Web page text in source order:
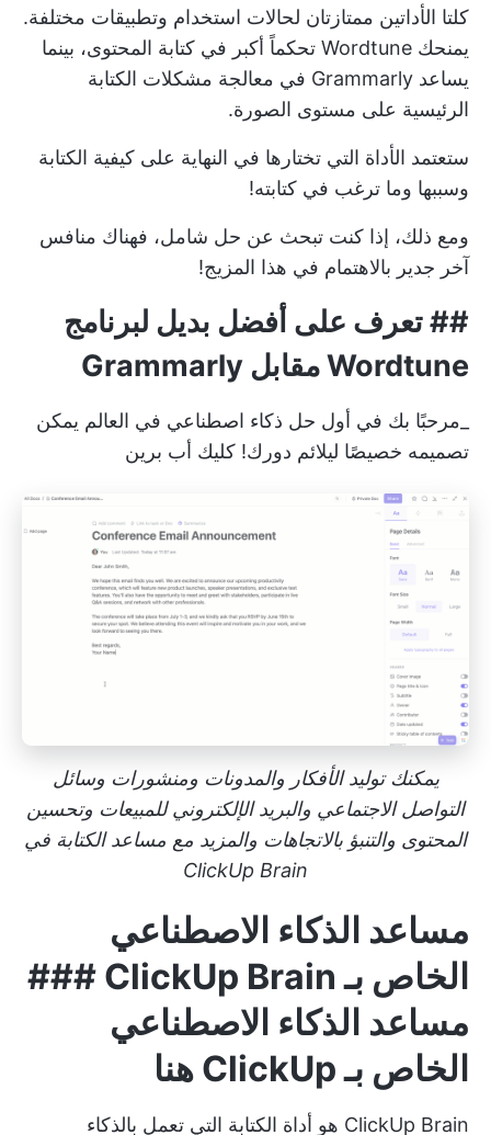
كلتا الأداتين ممتازتان لحالات استخدام وتطبيقات مختلفة.
يمنحك Wordtune تحكماً أكبر في كتابة المحتوى، بينما
يساعد Grammarly في معالجة مشكلات الكتابة
الرئيسية على مستوى الصورة.
ستعتمد الأداة التي تختارها في النهاية على كيفية الكتابة
وسببها وما ترغب في كتابته!
ومع ذلك، إذا كنت تبحث عن حل شامل، فهناك منافس
آخر جدير بالاهتمام في هذا المزيج!
## تعرف على أفضل بديل لبرنامج
Wordtune مقابل Grammarly
_مرحبًا بك في أول حل ذكاء اصطناعي في العالم يمكن
تصميمه خصيصًا ليلائم دورك! كليك أب برين
يمكنك توليد الأفكار والمدونات ومنشورات وسائل
التواصل الاجتماعي والبريد الإلكتروني للمبيعات وتحسين
المحتوى والتنبؤ بالاتجاهات والمزيد مع مساعد الكتابة في
ClickUp Brain
مساعد الذكاء الاصطناعي
الخاص بـ ClickUp Brain ###
مساعد الذكاء الاصطناعي
الخاص بـ ClickUp هنا
ClickUp Brain هو أداة الكتابة التي تعمل بالذكاء